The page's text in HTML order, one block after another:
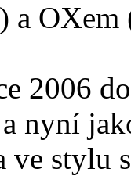
a OXem
2006
nyní
ve stylu